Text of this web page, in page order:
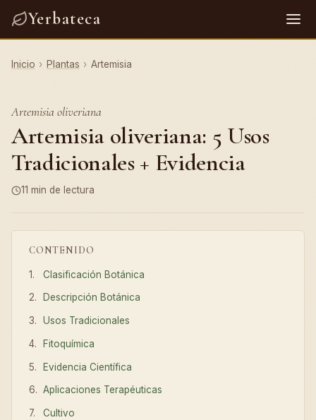
Yerbateca
Inicio › Plantas › Artemisia
Artemisia oliveriana
Artemisia oliveriana: 5 Usos
Tradicionales + Evidencia
11 min de lectura
CONTENIDO
Clasificación Botánica
Descripción Botánica
Usos Tradicionales
Fitoquímica
Evidencia Científica
Aplicaciones Terapéuticas
Cultivo